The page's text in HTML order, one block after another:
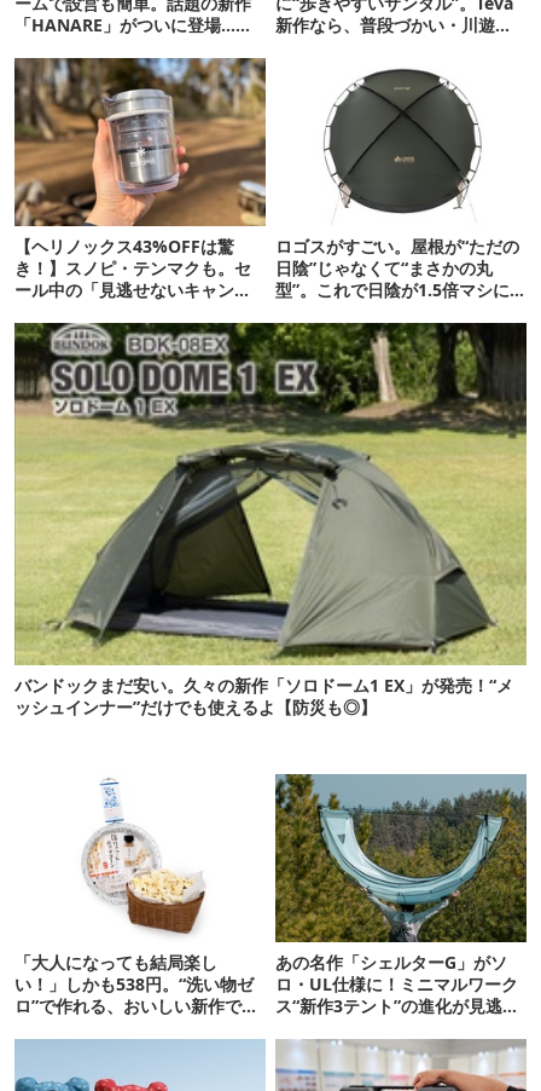
「HANARE」がついに登場…！
新作なら、普段づかい・川遊
【ヘリノックス43%OFFは驚
き！】スノピ・テンマクも。セ
ール中の「見逃せないキャンプ
ロゴスがすごい。屋根が“ただの
日陰”じゃなくて“まさかの丸
型”。これで日陰が1.5倍マシに
バンドックまだ安い。久々の新作「ソロドーム1 EX」が発売！“メ
ッシュインナー”だけでも使えるよ【防災も◎】
「大人になっても結局楽し
い！」しかも538円。“洗い物ゼ
ロ”で作れる、おいしい新作です
あの名作「シェルターG」がソ
ロ・UL仕様に！ミニマルワーク
ス“新作3テント”の進化が見逃せ